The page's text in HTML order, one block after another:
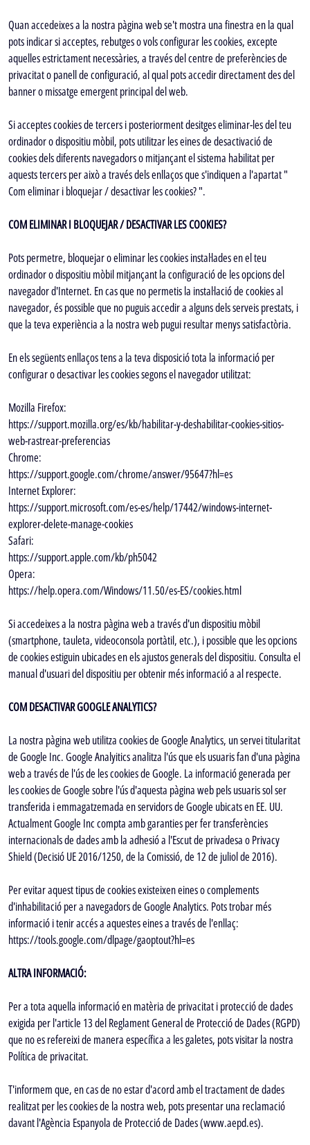
Quan accedeixes a la nostra pàgina web se't mostra una finestra en la qual
pots indicar si acceptes, rebutges o vols configurar les cookies, excepte
aquelles estrictament necessàries, a través del centre de preferències de
privacitat o panell de configuració, al qual pots accedir directament des del
banner o missatge emergent principal del web.
Si acceptes cookies de tercers i posteriorment desitges eliminar-les del teu
ordinador o dispositiu mòbil, pots utilitzar les eines de desactivació de
cookies dels diferents navegadors o mitjançant el sistema habilitat per
aquests tercers per això a través dels enllaços que s'indiquen a l'apartat "
Com eliminar i bloquejar / desactivar les cookies? ".
COM ELIMINAR I BLOQUEJAR / DESACTIVAR LES COOKIES?
Pots permetre, bloquejar o eliminar les cookies instal·lades en el teu
ordinador o dispositiu mòbil mitjançant la configuració de les opcions del
navegador d'Internet. En cas que no permetis la instal·lació de cookies al
navegador, és possible que no puguis accedir a alguns dels serveis prestats, i
que la teva experiència a la nostra web pugui resultar menys satisfactòria.
En els següents enllaços tens a la teva disposició tota la informació per
configurar o desactivar les cookies segons el navegador utilitzat:
Mozilla Firefox:
https://support.mozilla.org/es/kb/habilitar-y-deshabilitar-cookies-sitios-
web-rastrear-preferencias
Chrome:
https://support.google.com/chrome/answer/95647?hl=es
Internet Explorer:
https://support.microsoft.com/es-es/help/17442/windows-internet-
explorer-delete-manage-cookies
Safari:
https://support.apple.com/kb/ph5042
Opera:
https://help.opera.com/Windows/11.50/es-ES/cookies.html
Si accedeixes a la nostra pàgina web a través d'un dispositiu mòbil
(smartphone, tauleta, videoconsola portàtil, etc.), i possible que les opcions
de cookies estiguin ubicades en els ajustos generals del dispositiu. Consulta el
manual d'usuari del dispositiu per obtenir més informació a al respecte.
COM DESACTIVAR GOOGLE ANALYTICS?
La nostra pàgina web utilitza cookies de Google Analytics, un servei titularitat
de Google Inc. Google Analyitics analitza l'ús que els usuaris fan d'una pàgina
web a través de l'ús de les cookies de Google. La informació generada per
les cookies de Google sobre l'ús d'aquesta pàgina web pels usuaris sol ser
transferida i emmagatzemada en servidors de Google ubicats en EE. UU.
Actualment Google Inc compta amb garanties per fer transferències
internacionals de dades amb la adhesió a l'Escut de privadesa o Privacy
Shield (Decisió UE 2016/1250, de la Comissió, de 12 de juliol de 2016).
Per evitar aquest tipus de cookies existeixen eines o complements
d'inhabilitació per a navegadors de Google Analytics. Pots trobar més
informació i tenir accés a aquestes eines a través de l'enllaç:
https://tools.google.com/dlpage/gaoptout?hl=es
ALTRA INFORMACIÓ:
Per a tota aquella informació en matèria de privacitat i protecció de dades
exigida per l'article 13 del Reglament General de Protecció de Dades (RGPD)
que no es refereixi de manera específica a les galetes, pots visitar la nostra
Política de privacitat.
T'informem que, en cas de no estar d'acord amb el tractament de dades
realitzat per les cookies de la nostra web, pots presentar una reclamació
davant l'Agència Espanyola de Protecció de Dades (www.aepd.es).